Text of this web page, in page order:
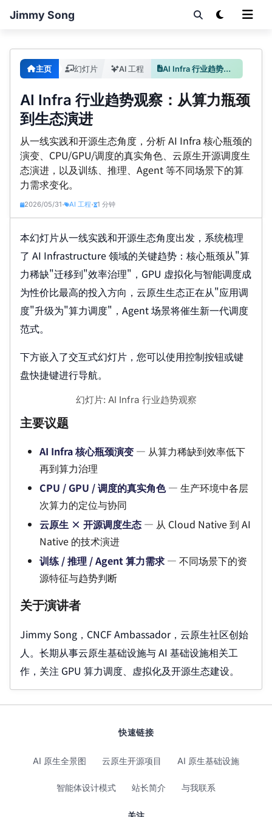
Jimmy Song
主页 幻灯片 AI 工程 AI Infra 行业趋势观察：从算力瓶颈到生态演进
AI Infra 行业趋势观察：从算力瓶颈
到生态演进
从一线实践和开源生态角度，分析 AI Infra 核心瓶颈的
演变、CPU/GPU/调度的真实角色、云原生开源调度生
态演进，以及训练、推理、Agent 等不同场景下的算
力需求变化。
2026/05/31 • AI 工程 • 1 分钟
本幻灯片从一线实践和开源生态角度出发，系统梳理
了 AI Infrastructure 领域的关键趋势：核心瓶颈从"算
力稀缺"迁移到"效率治理"，GPU 虚拟化与智能调度成
为性价比最高的投入方向，云原生生态正在从"应用调
度"升级为"算力调度"，Agent 场景将催生新一代调度
范式。
下方嵌入了交互式幻灯片，您可以使用控制按钮或键
盘快捷键进行导航。
幻灯片: AI Infra 行业趋势观察
主要议题
AI Infra 核心瓶颈演变 — 从算力稀缺到效率低下
再到算力治理
CPU / GPU / 调度的真实角色— 生产环境中各层
次算力的定位与协同
云原生 × 开源调度生态 — 从 Cloud Native 到 AI
Native 的技术演进
训练 / 推理 / Agent 算力需求 — 不同场景下的资
源特征与趋势判断
关于演讲者
Jimmy Song，CNCF Ambassador，云原生社区创始
人。长期从事云原生基础设施与 AI 基础设施相关工
作，关注 GPU 算力调度、虚拟化及开源生态建设。
快速链接
AI 原生全景图 云原生开源项目 AI 原生基础设施
智能体设计模式 站长简介 与我联系